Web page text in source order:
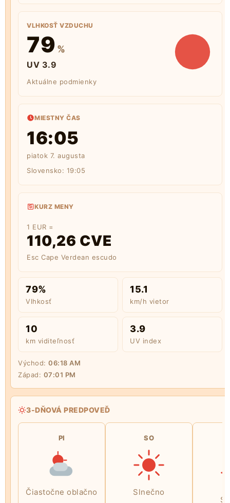
VLHKOSŤ VZDUCHU
79 %
UV 3.9
Aktuálne podmienky
MIESTNY ČAS
16:05
piatok 7. augusta
Slovensko: 19:05
KURZ MENY
1 EUR =
110,26 CVE
Esc Cape Verdean escudo
79%
Vlhkosť
15.1
km/h vietor
10
km viditeľnosť
3.9
UV index
Východ: 06:18 AM
Západ: 07:01 PM
3-DŇOVÁ PREDPOVEĎ
PI
Čiastočne oblačno
SO
Slnečno